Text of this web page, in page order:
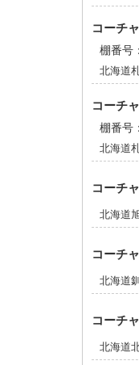
コーチ
棚番号
北海道
コーチ
棚番号
北海道
コーチ
北海道
コーチ
北海道
コーチ
北海道